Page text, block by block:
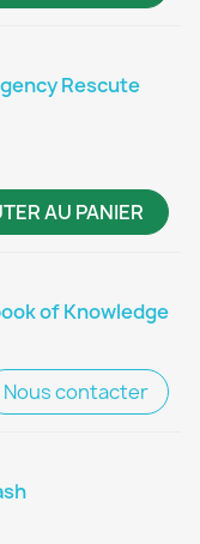
Rescute
AU PANIER
of Knowledge
Nous contacter